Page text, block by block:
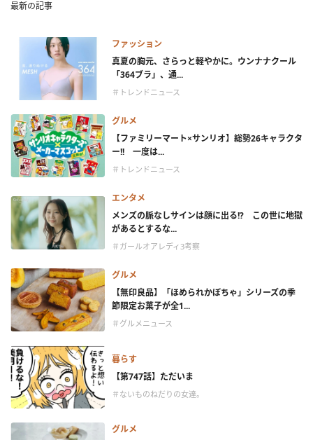
最新の記事
ファッション
真夏の胸元、さらっと軽やかに。ウンナナクール
「364ブラ」、通...
＃トレンドニュース
グルメ
【ファミリーマート×サンリオ】総勢26キャラクタ
ー!! 一度は...
＃トレンドニュース
エンタメ
メンズの脈なしサインは顔に出る!? この世に地獄
があるとするな...
＃ガールオアレディ3考察
グルメ
【無印良品】「ほめられかぼちゃ」シリーズの季
節限定お菓子が全1...
＃グルメニュース
暮らす
【第747話】ただいま
＃ないものねだりの女達。
グルメ